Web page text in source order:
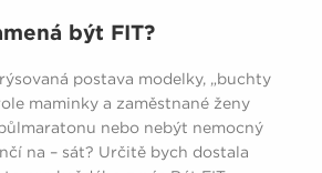
být FIT?
postava modelky, „buchty
maminky a zaměstnané ženy
nebo nebýt nemocný
na – sát? Určitě bych dostala